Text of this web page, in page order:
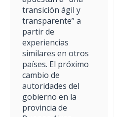
transición ágil y
transparente” a
partir de
experiencias
similares en otros
países. El próximo
cambio de
autoridades del
gobierno en la
provincia de